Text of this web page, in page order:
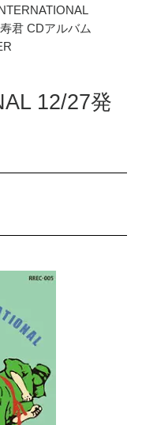
寿君 CDアルバム
12/27発